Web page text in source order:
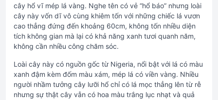
cây hổ vĩ mép lá vàng. Nghe tên có vẻ “hổ báo” nhưng loài
cây này vốn dĩ vô cùng khiêm tốn với những chiếc lá vươn
cao thẳng đứng đến khoảng 60cm, không tốn nhiều diện
tích không gian mà lại có khả năng xanh tươi quanh năm,
không cần nhiều công chăm sóc.
Loài cây này có nguồn gốc từ Nigeria, nổi bật với lá có màu
xanh đậm kèm đốm màu xám, mép lá có viền vàng. Nhiều
người nhầm tưởng cây lưỡi hổ chỉ có lá mọc thẳng lên từ rễ
nhưng sự thật cây vẫn có hoa màu trắng lục nhạt và quả